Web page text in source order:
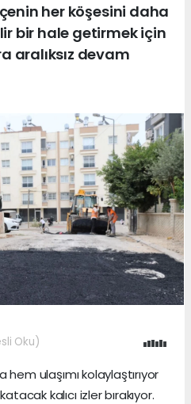
her köşesini daha
bir hale getirmek için
aralıksız devam
Oku)
ulaşımı kolaylaştırıyor
kalıcı izler bırakıyor.